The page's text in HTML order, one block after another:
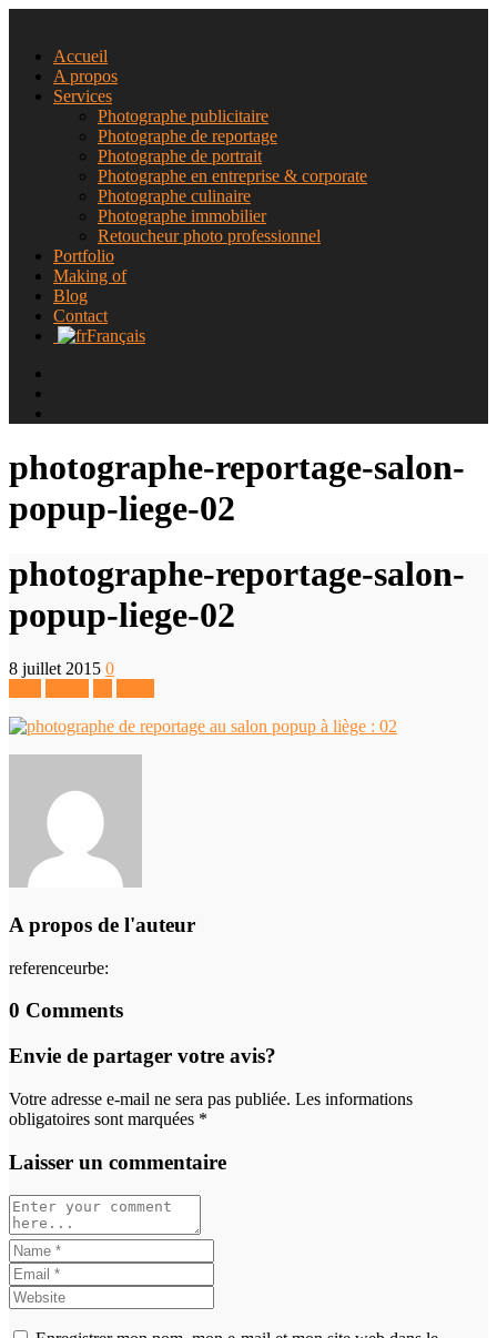
Accueil
A propos
Services
Photographe publicitaire
Photographe de reportage
Photographe de portrait
Photographe en entreprise & corporate
Photographe culinaire
Photographe immobilier
Retoucheur photo professionnel
Portfolio
Making of
Blog
Contact
Français
photographe-reportage-salon-
popup-liege-02
photographe-reportage-salon-
popup-liege-02
8 juillet 2015 0
A propos de l'auteur
referenceurbe:
0 Comments
Envie de partager votre avis?
Votre adresse e-mail ne sera pas publiée. Les informations
obligatoires sont marquées *
Laisser un commentaire